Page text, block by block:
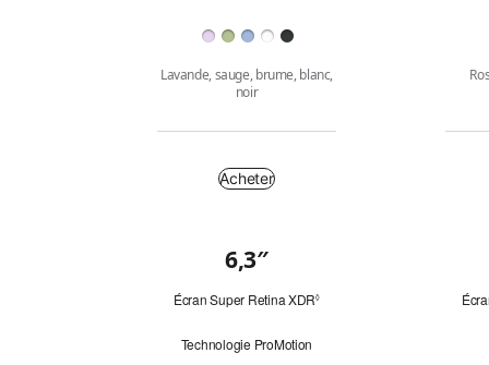
Lavande, sauge, brume, blanc,
noir
Acheter
d’œil
6,3″
Écran Super Retina XDR◊Renvoi
Technologie ProMotion